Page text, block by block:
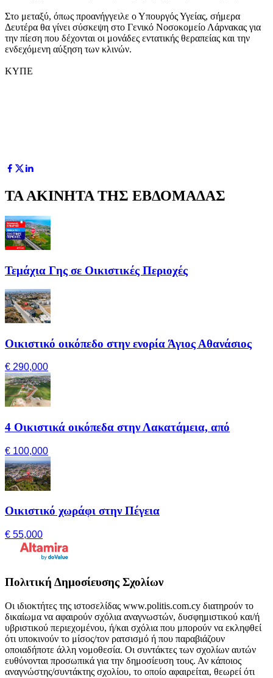
Στο μεταξύ, όπως προανήγγειλε ο Υπουργός Υγείας, σήμερα
Δευτέρα θα γίνει σύσκεψη στο Γενικό Νοσοκομείο Λάρνακας για
την πίεση που δέχονται οι μονάδες εντατικής θεραπείας και την
ενδεχόμενη αύξηση των κλινών.
ΚΥΠΕ
ΤΑ ΑΚΙΝΗΤΑ ΤΗΣ ΕΒΔΟΜΑΔΑΣ
Τεμάχια Γης σε Οικιστικές Περιοχές
Οικιστικό οικόπεδο στην ενορία Άγιος Αθανάσιος
€ 290,000
4 Οικιστικά οικόπεδα στην Λακατάμεια, από
€ 100,000
Οικιστικό χωράφι στην Πέγεια
€ 55,000
Πολιτική Δημοσίευσης Σχολίων
Οι ιδιοκτήτες της ιστοσελίδας www.politis.com.cy διατηρούν το
δικαίωμα να αφαιρούν σχόλια αναγνωστών, δυσφημιστικού και/ή
υβριστικού περιεχομένου, ή/και σχόλια που μπορούν να εκληφθεί
ότι υποκινούν το μίσος/τον ρατσισμό ή που παραβιάζουν
οποιαδήποτε άλλη νομοθεσία. Οι συντάκτες των σχολίων αυτών
ευθύνονται προσωπικά για την δημοσίευση τους. Αν κάποιος
αναγνώστης/συντάκτης σχολίου, το οποίο αφαιρείται, θεωρεί ότι